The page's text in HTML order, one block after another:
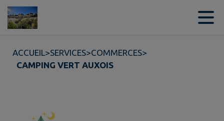
Contenu
ACCUEIL>SERVICES>COMMERCES>
CAMPING VERT AUXOIS